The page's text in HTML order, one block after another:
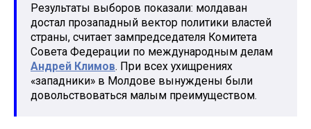
Результаты выборов показали: молдаван
достал прозападный вектор политики властей
страны, считает зампредседателя Комитета
Совета Федерации по международным делам
Андрей Климов. При всех ухищрениях
«западники» в Молдове вынуждены были
довольствоваться малым преимуществом.